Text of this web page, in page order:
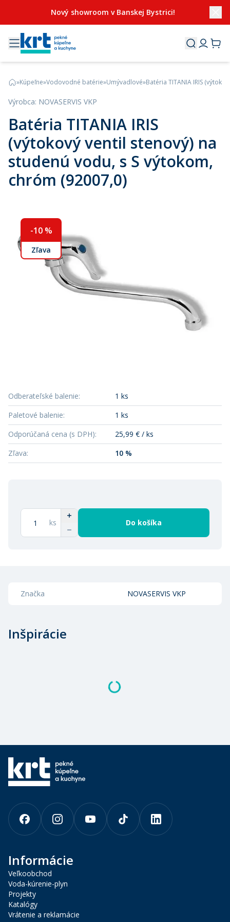
Nový showroom v Banskej Bystrici!
»Kúpeľne»Vodovodné batérie»Umývadlové»Batéria TITANIA IRIS
Výrobca: NOVASERVIS VKP
Batéria TITANIA IRIS
(výtokový ventil stenový) na
studenú vodu, s S výtokom,
chróm (92007,0)
-10%
Zľava
Odberateľské balenie:
1 ks
Paletové balenie:
1 ks
Odporúčaná cena (s DPH):
25,99 € / ks
Zľava: 10 %
ks Do košíka
Značka NOVASERVIS VKP
Inšpirácie
Informácie
Veľkoobchod
Voda-kúrenie-plyn
Projekty
Katalógy
Vrátenie a reklamácie